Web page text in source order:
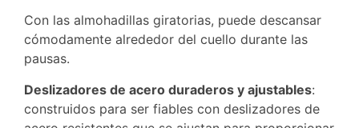
Con las almohadillas giratorias, puede descansar
cómodamente alrededor del cuello durante las
pausas.
Deslizadores de acero duraderos y ajustables:
construidos para ser fiables con deslizadores de